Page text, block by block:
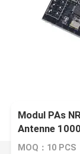
Modul PAs
Antenne
MOQ：10 PCS